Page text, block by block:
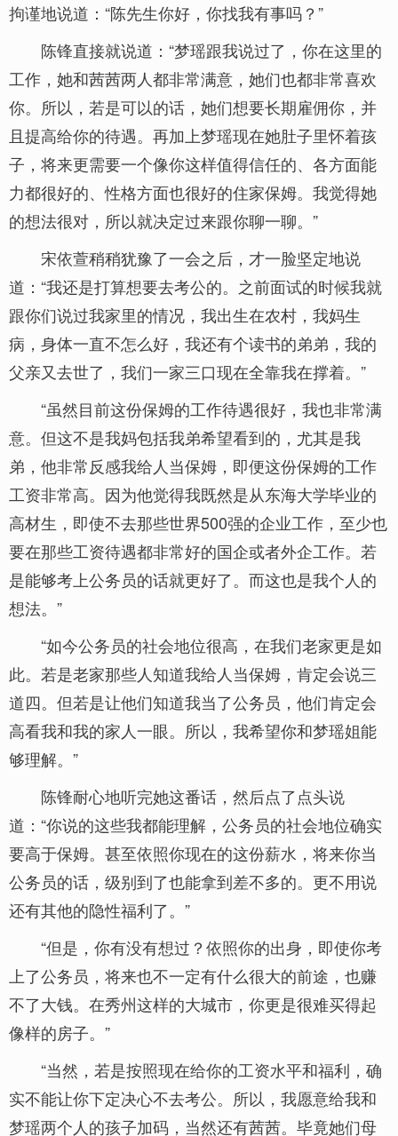
拘谨地说道：“陈先生你好，你找我有事吗？”
陈锋直接就说道：“梦瑶跟我说过了，你在这里的
工作，她和茜茜两人都非常满意，她们也都非常喜欢
你。所以，若是可以的话，她们想要长期雇佣你，并
且提高给你的待遇。再加上梦瑶现在她肚子里怀着孩
子，将来更需要一个像你这样值得信任的、各方面能
力都很好的、性格方面也很好的住家保姆。我觉得她
的想法很对，所以就决定过来跟你聊一聊。”
宋依萱稍稍犹豫了一会之后，才一脸坚定地说
道：“我还是打算想要去考公的。之前面试的时候我就
跟你们说过我家里的情况，我出生在农村，我妈生
病，身体一直不怎么好，我还有个读书的弟弟，我的
父亲又去世了，我们一家三口现在全靠我在撑着。”
“虽然目前这份保姆的工作待遇很好，我也非常满
意。但这不是我妈包括我弟希望看到的，尤其是我
弟，他非常反感我给人当保姆，即便这份保姆的工作
工资非常高。因为他觉得我既然是从东海大学毕业的
高材生，即使不去那些世界500强的企业工作，至少也
要在那些工资待遇都非常好的国企或者外企工作。若
是能够考上公务员的话就更好了。而这也是我个人的
想法。”
“如今公务员的社会地位很高，在我们老家更是如
此。若是老家那些人知道我给人当保姆，肯定会说三
道四。但若是让他们知道我当了公务员，他们肯定会
高看我和我的家人一眼。所以，我希望你和梦瑶姐能
够理解。”
陈锋耐心地听完她这番话，然后点了点头说
道：“你说的这些我都能理解，公务员的社会地位确实
要高于保姆。甚至依照你现在的这份薪水，将来你当
公务员的话，级别到了也能拿到差不多的。更不用说
还有其他的隐性福利了。”
“但是，你有没有想过？依照你的出身，即使你考
上了公务员，将来也不一定有什么很大的前途，也赚
不了大钱。在秀州这样的大城市，你更是很难买得起
像样的房子。”
“当然，若是按照现在给你的工资水平和福利，确
实不能让你下定决心不去考公。所以，我愿意给我和
梦瑶两个人的孩子加码，当然还有茜茜。毕竟她们母